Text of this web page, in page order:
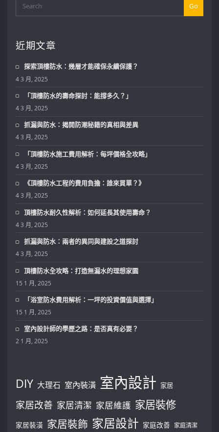
Go
近期文章
探索頂樓防水：幾層才能確保永續保護？
4 3 月, 2025
「頂樓防水的壽命探討：能撐多久？」
4 3 月, 2025
抓漏與防水：揭開防潮秘籍的真相與差異
4 3 月, 2025
「頂樓防水施工費用解析：每坪價格全攻略」
4 3 月, 2025
《頂樓防水工程的費用負擔：誰來買單？》
4 3 月, 2025
頂樓防水耐久性解析：如何延長其使用壽命？
4 3 月, 2025
抓漏與防水：兩者的異同與建設之道探討
4 3 月, 2025
頂樓防水全攻略：打造無漏水的理想家園
15 1 月, 2025
「浴室防水費用解析：一坪的投資價值與選擇」
15 1 月, 2025
室內設計師的學歷之路：是否真有必要？
2 1 月, 2025
DIY 大理石 室內裝潢 室內設計 家居
家居改善 家居清潔 家居維護 家居裝修
家居裝潢 家居裝飾 家居設計 家庭改善 家庭清潔